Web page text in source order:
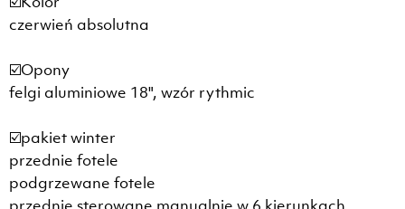
czerwień absolutna
☑️Opony
felgi aluminiowe 18", wzór rythmic
☑️pakiet winter
przednie fotele
podgrzewane fotele